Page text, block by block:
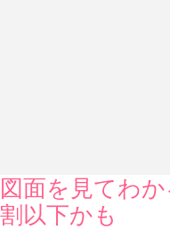
図面を見てわ
割以下かも